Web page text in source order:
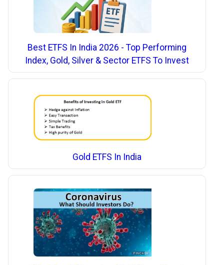
Best ETFS In India 2026 - Top Performing
Index, Gold, Silver & Sector ETFS To Invest
Gold ETFS In India